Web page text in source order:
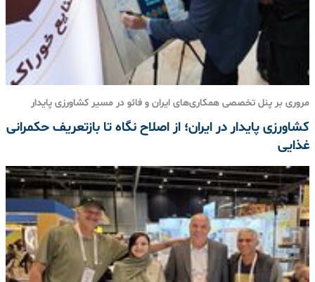
مروری بر پنل تخصصی همکاری‌های ایران و فائو در مسیر کشاورزی پایدار
کشاورزی پایدار در ایران؛ از اصلاح نگاه تا بازتعریف حکمرانی
غذایی